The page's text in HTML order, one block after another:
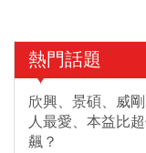
熱門話題
欣興、景碩、威
人最愛、本益比
飆？